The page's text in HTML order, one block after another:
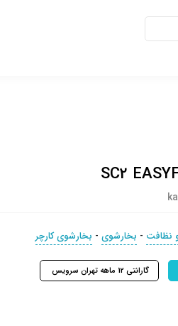
نظافت - بخارشوی - بخارشوی کارچر
گارانتی 12 ماهه تهران سرویس